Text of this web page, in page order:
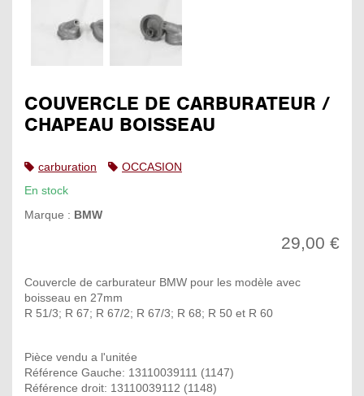
COUVERCLE DE CARBURATEUR /
CHAPEAU BOISSEAU
carburation
OCCASION
En stock
Marque : BMW
29,00 €
Couvercle de carburateur BMW pour les modèle avec
boisseau en 27mm
R 51/3; R 67; R 67/2; R 67/3; R 68; R 50 et R 60
Pièce vendu a l'unitée
Référence Gauche: 13110039111 (1147)
Référence droit: 13110039112 (1148)